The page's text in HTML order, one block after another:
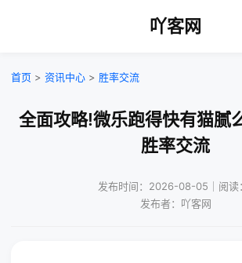
吖客网
首页 > 资讯中心 > 胜率交流
全面攻略!微乐跑得快有猫腻
胜率交流
发布时间：2026-08-05｜阅读
发布者：吖客网